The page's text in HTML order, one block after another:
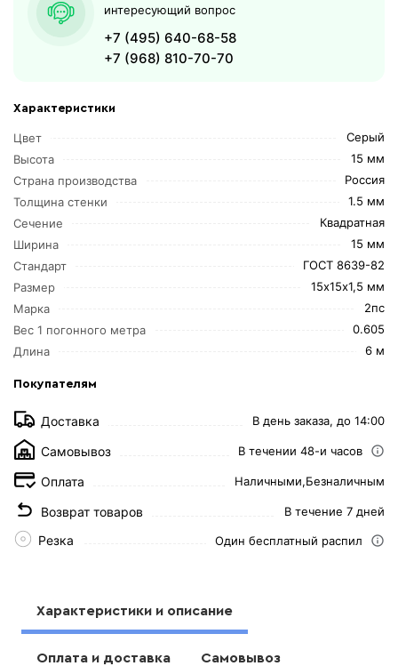
Характеристики
Цвет
Серый
Высота
15 мм
Страна производства
Россия
Толщина стенки
1.5 мм
Сечение
Квадратная
Ширина
15 мм
Стандарт
ГОСТ 8639-82
Размер
15х15х1,5 мм
Марка
2пс
Вес 1 погонного метра
0.605
Длина
6 м
Покупателям
Доставка В день заказа, до 14:00
Самовывоз В течении 48-и часов
Оплата Наличными,Безналичным
Возврат товаров В течение 7 дней
Резка Один бесплатный распил
интересующий вопрос
+7 (495) 640-68-58
+7 (968) 810-70-70
Характеристики и описание
Оплата и доставка Самовывоз